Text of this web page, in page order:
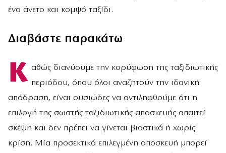
ένα άνετο και κομψό ταξίδι.
Διαβάστε παρακάτω
Κ αθώς διανύουμε την κορύφωση της ταξιδιωτικής
περιόδου, όπου όλοι αναζητούν την ιδανική
απόδραση, είναι ουσιώδες να αντιληφθούμε ότι η
επιλογή της σωστής ταξιδιωτικής αποσκευής απαιτεί
σκέψη και δεν πρέπει να γίνεται βιαστικά ή χωρίς
κρίση. Μία προσεκτικά επιλεγμένη αποσκευή μπορεί